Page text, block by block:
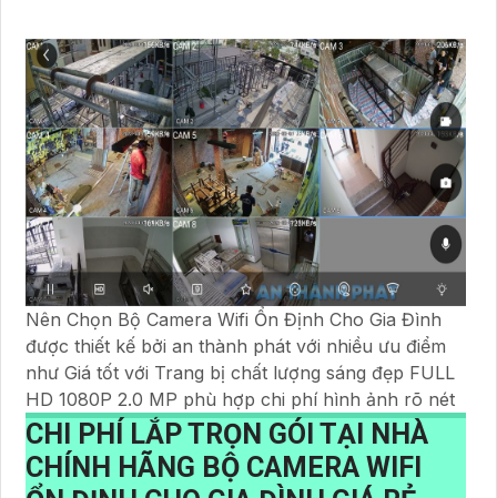
Nên Chọn Bộ Camera Wifi Ổn Định Cho Gia Đình
được thiết kế bởi an thành phát với nhiều ưu điểm
như Giá tốt với Trang bị chất lượng sáng đẹp FULL
HD 1080P 2.0 MP phù hợp chi phí hình ảnh rõ nét
CHI PHÍ LẮP TRỌN GÓI TẠI NHÀ
CHÍNH HÃNG BỘ CAMERA WIFI